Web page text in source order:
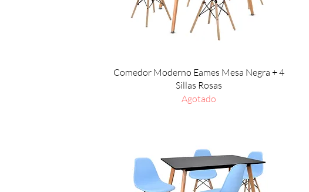
Vista rápida
Comedor Moderno Eames Mesa Negra + 4
Sillas Rosas
Agotado